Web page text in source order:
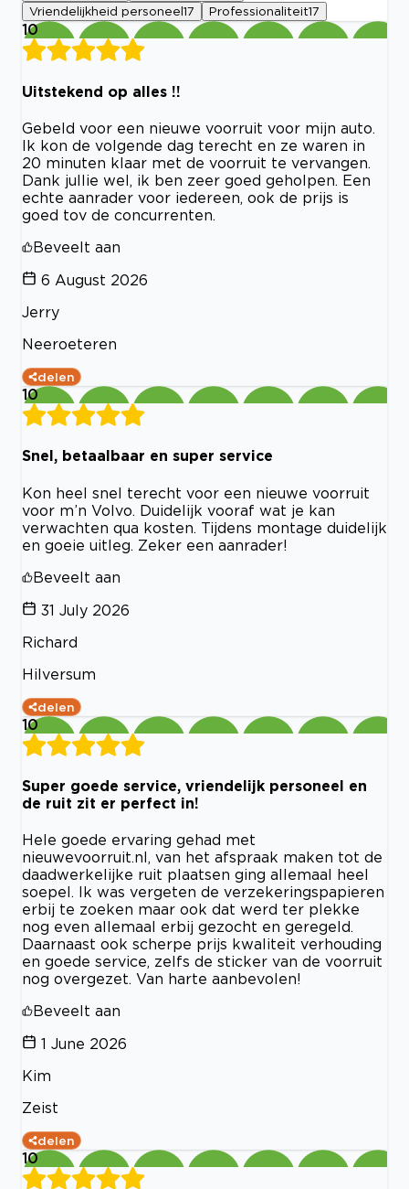
Vriendelijkheid personeel 17 Professionaliteit17
10
Uitstekend op alles !!
Gebeld voor een nieuwe voorruit voor mijn auto.
Ik kon de volgende dag terecht en ze waren in
20 minuten klaar met de voorruit te vervangen.
Dank jullie wel, ik ben zeer goed geholpen. Een
echte aanrader voor iedereen, ook de prijs is
goed tov de concurrenten.
Beveelt aan
6 August 2026
Jerry
Neeroeteren
delen
10
Snel, betaalbaar en super service
Kon heel snel terecht voor een nieuwe voorruit
voor m’n Volvo. Duidelijk vooraf wat je kan
verwachten qua kosten. Tijdens montage duidelijk
en goeie uitleg. Zeker een aanrader!
Beveelt aan
31 July 2026
Richard
Hilversum
delen
10
Super goede service, vriendelijk personeel en
de ruit zit er perfect in!
Hele goede ervaring gehad met
nieuwevoorruit.nl, van het afspraak maken tot de
daadwerkelijke ruit plaatsen ging allemaal heel
soepel. Ik was vergeten de verzekeringspapieren
erbij te zoeken maar ook dat werd ter plekke
nog even allemaal erbij gezocht en geregeld.
Daarnaast ook scherpe prijs kwaliteit verhouding
en goede service, zelfs de sticker van de voorruit
nog overgezet. Van harte aanbevolen!
Beveelt aan
1 June 2026
Kim
Zeist
delen
10